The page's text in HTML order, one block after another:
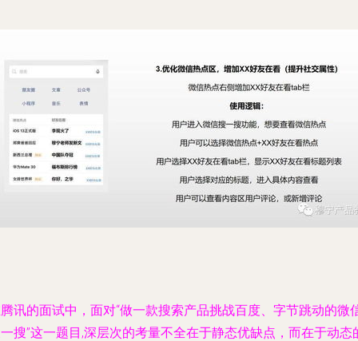
讯的面试中，面对“做一款搜索产品挑战百度、字节跳动的微
搜”这一题目,深层次的考量不全在于静态优缺点，而在于动态